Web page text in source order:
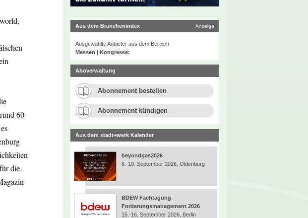
60
die
Aus dem Branchenindex Anzeige
Ausgewählte Anbieter aus dem Bereich
Messen | Kongresse:
Aboverwaltung
Abonnement bestellen
Abonnement kündigen
Aus dem stadt+werk Kalender
beyondgas2026
8.-10. September 2026, Oldenburg
BDEW Fachtagung
Forderungsmanagement 2026
15.-16. September 2026, Berlin